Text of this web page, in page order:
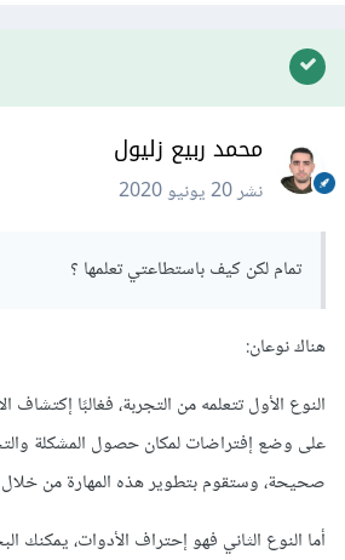
محمد ربيع زليول
نشر20 يونيو 2020
تمام لكن كيف باستطاعتي تعلمها ؟
هناك نوعان:
النوع الأول تتعلمه من التجربة، فغالبًا إكتشاف
على وضع إفتراضات لمكان حصول المشكلة
صحيحة، وستقوم بتطوير هذه المهارة من خلال
أما النوع الثاني فهو إحتراف الأدوات، يمكنك